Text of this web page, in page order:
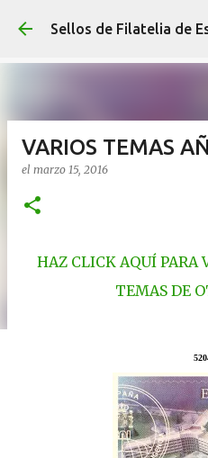
Sellos de Filatelia de
VARIOS TEMAS
el marzo 15, 2016
HAZ CLICK AQUÍ PARA
TEMAS DE